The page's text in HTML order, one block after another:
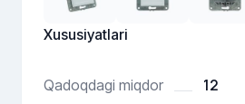
Xususiyatlari
Qadoqdagi miqdor 12